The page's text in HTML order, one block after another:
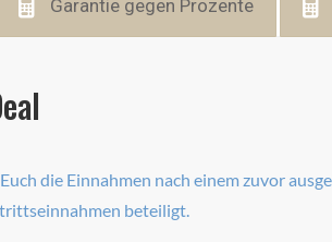
Garantie gegen Prozente
die Einnahmen nach einem zuvor
beteiligt.